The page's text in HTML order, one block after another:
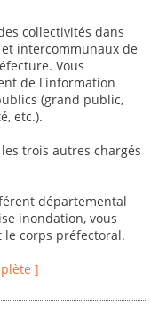
collectivités dans
intercommunaux de
Vous
de l'information
(grand public,
etc.).
trois autres chargés
départemental
inondation, vous
corps préfectoral.
]